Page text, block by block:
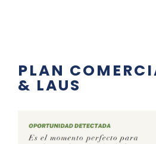
PLAN
& LAUS